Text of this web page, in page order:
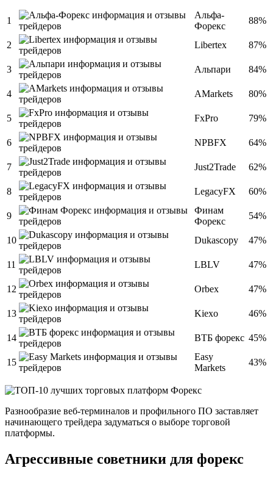
1
Альфа-
Форекс
88%
2 Libertex 87%
3 Альпари 84%
4 AMarkets 80%
5 FxPro 79%
6 NPBFX 64%
7 Just2Trade 62%
8 LegacyFX 60%
9
Финам
Форекс
54%
10 Dukascopy 47%
11 LBLV 47%
12 Orbex 47%
13 Kiexo 46%
14 ВТБ форекс 45%
15
Easy
Markets
43%
Разнообразие веб-терминалов и профильного ПО заставляет
начинающего трейдера задуматься о выборе торговой
платформы.
Агрессивные советники для форекс